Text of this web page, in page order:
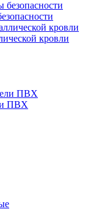
кровли
ПВХ